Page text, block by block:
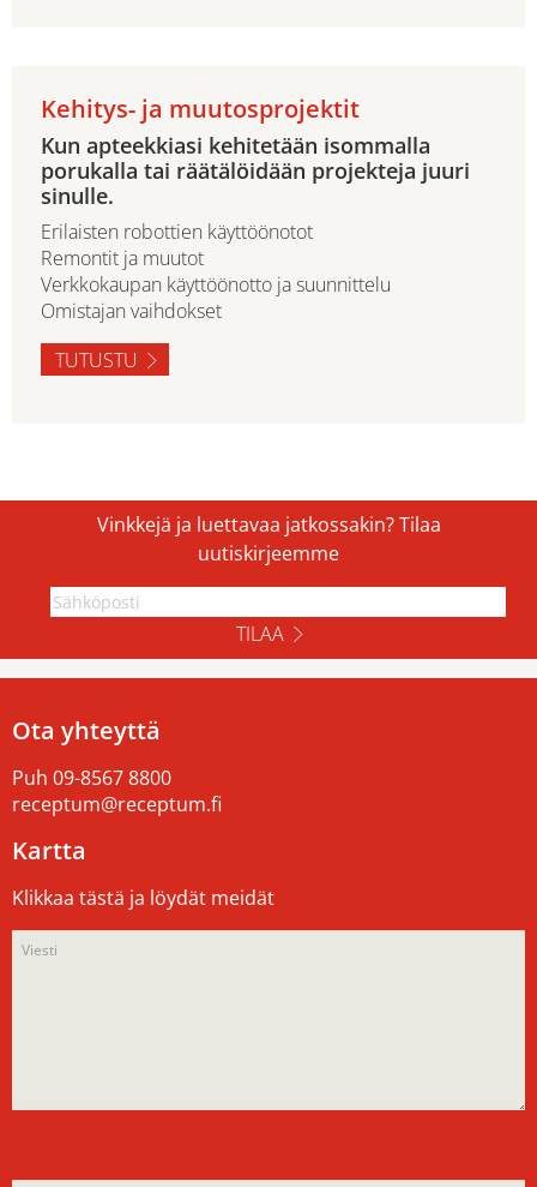
Kehitys- ja muutosprojektit
Kun apteekkiasi kehitetään isommalla
porukalla tai räätälöidään projekteja juuri
sinulle.
Erilaisten robottien käyttöönotot
Remontit ja muutot
Verkkokaupan käyttöönotto ja suunnittelu
Omistajan vaihdokset
TUTUSTU
Vinkkejä ja luettavaa jatkossakin? Tilaa
uutiskirjeemme
TILAA
Ota yhteyttä
Puh 09-8567 8800
receptum@receptum.fi
Kartta
Klikkaa tästä ja löydät meidät
leave
Please